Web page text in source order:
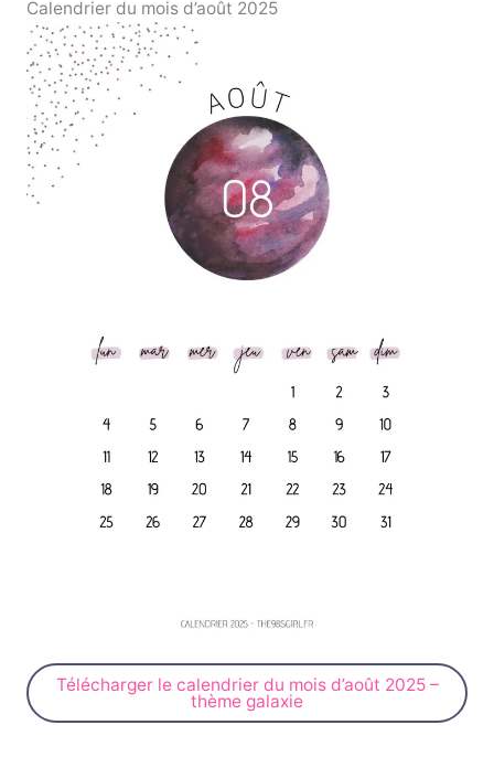
Calendrier du mois d’août 2025
Télécharger le calendrier du mois d’août 2025 –
thème galaxie